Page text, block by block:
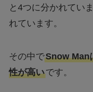
と4つに分かれてい
れています。
その中でSnow Man
性が高いです。